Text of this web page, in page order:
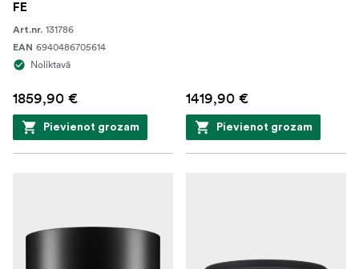
FE
Art.nr. 131786
EAN 6940486705614
Noliktavā
1859,90 €
Pievienot grozam
1419,90 €
Pievienot grozam